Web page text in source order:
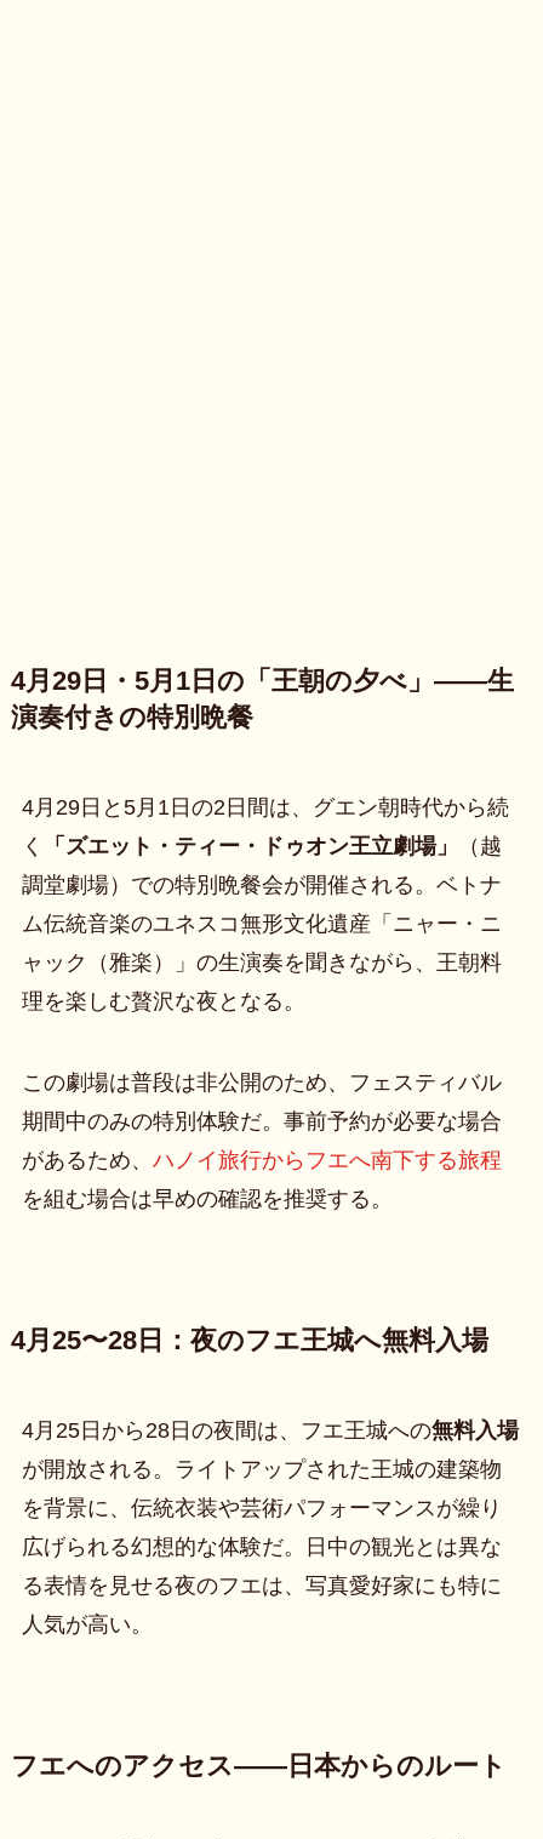
4月29日・5月1日の「王朝の夕べ」——生
演奏付きの特別晩餐
4月29日と5月1日の2日間は、グエン朝時代から続
く
「ズエット・ティー・ドゥオン王立劇場」
（越
調堂劇場）での特別晩餐会が開催される。ベトナ
ム伝統音楽のユネスコ無形文化遺産「ニャー・ニ
ャック（雅楽）」の生演奏を聞きながら、王朝料
理を楽しむ贅沢な夜となる。
この劇場は普段は非公開のため、フェスティバル
期間中のみの特別体験だ。事前予約が必要な場合
があるため、 ハノイ旅行からフエへ南下する旅程
を組む場合は早めの確認を推奨する。
4月25〜28日：夜のフエ王城へ無料入場
4月25日から28日の夜間は、フエ王城への無料入場
が開放される。ライトアップされた王城の建築物
を背景に、伝統衣装や芸術パフォーマンスが繰り
広げられる幻想的な体験だ。日中の観光とは異な
る表情を見せる夜のフエは、写真愛好家にも特に
人気が高い。
フエへのアクセス——日本からのルート